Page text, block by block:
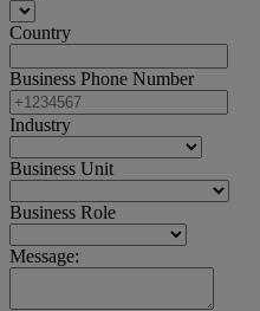
Country
Business Phone Number
Industry
Business Unit
Business Role
Message: